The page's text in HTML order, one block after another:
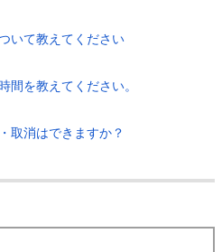
いて教えてください
間を教えてください。
取消はできますか？